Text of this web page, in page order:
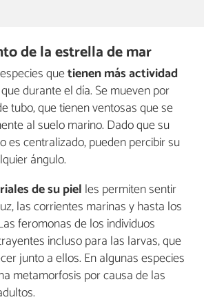
de la estrella de mar
quetienen más actividad
que durante el día. Se mueven por
tubo, que tienen ventosas que se
al suelo marino. Dado que su
es centralizado, pueden percibir su
ángulo.
de su piel les permiten sentir
las corrientes marinas y hasta los
feromonas de los individuos
incluso para las larvas, que
junto a ellos. En algunas especies
metamorfosis por causa de las